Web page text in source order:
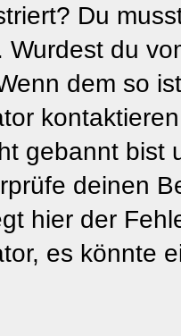
Du
Wurdest du
dem so
gebannt bist
deinen
hier der
es könnte